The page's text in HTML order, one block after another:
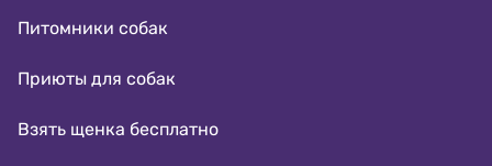
Питомники собак
Приюты для собак
Взять щенка бесплатно